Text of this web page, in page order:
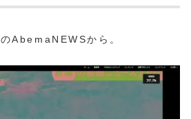
のAbemaNEWSから。